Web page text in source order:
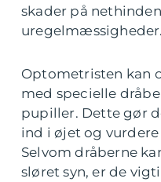
skader på
uregelmæssigheder.
Optometristen kan
med specielle
pupiller. Dette gør
ind i øjet og
Selvom dråberne
sløret syn, er de